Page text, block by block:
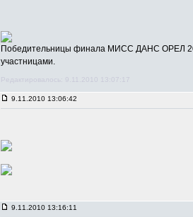
Победительницы финала МИСС ДАНС ОРЕЛ
участницами.
Редактировалось: 9.11.2010 13:07:17
9.11.2010 13:06:42
9.11.2010 13:16:11